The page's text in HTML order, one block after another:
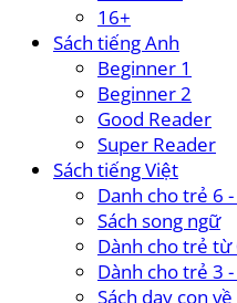
16+
Sách tiếng Anh
Beginner 1
Beginner 2
Good Reader
Super Reader
Sách tiếng Việt
Danh cho trẻ 6
Sách song ngữ
Dành cho trẻ từ
Dành cho trẻ 3
Sách dạy con